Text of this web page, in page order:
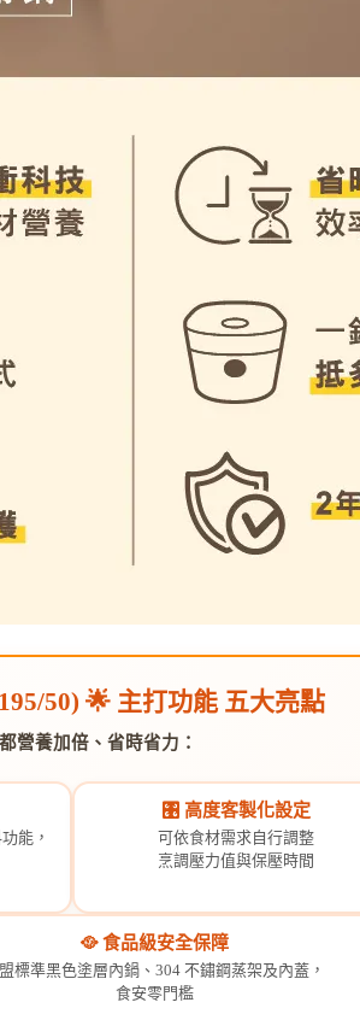
50) 🌟 主打功能 五大亮點
營養加倍、省時省力：
能，
🎛️ 高度客製化設定
可依食材需求自行調整
烹調壓力值與保壓時間
🥘 食品級安全保障
標準黑色塗層內鍋、304 不鏽鋼蒸架及內蓋，
食安零門檻